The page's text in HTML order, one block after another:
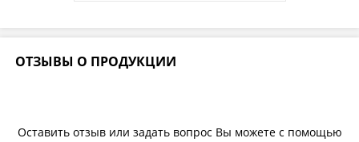
ОТЗЫВЫ О ПРОДУКЦИИ
Оставить отзыв или задать вопрос Вы можете с помощью